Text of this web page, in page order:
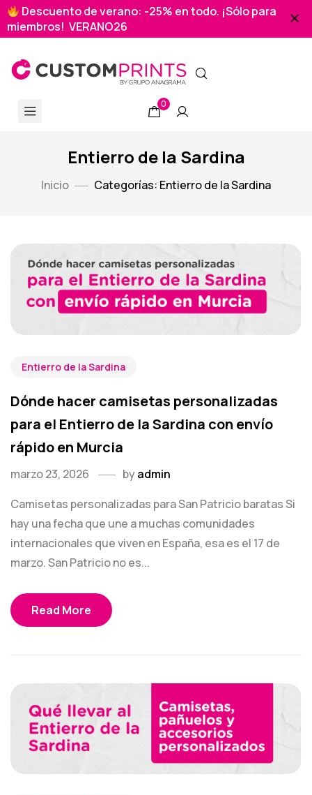
Descuento de verano: -25% en todo. ¡Sólo para
miembros! VERANO26
0
Entierro de la Sardina
Inicio Categorías: Entierro de la Sardina
Entierro de la Sardina
Dónde hacer camisetas personalizadas
para el Entierro de la Sardina con envío
rápido en Murcia
marzo 23, 2026 byadmin
Camisetas personalizadas para San Patricio baratas Si
hay una fecha que une a muchas comunidades
internacionales que viven en España, esa es el 17 de
marzo. San Patricio no es...
Read More